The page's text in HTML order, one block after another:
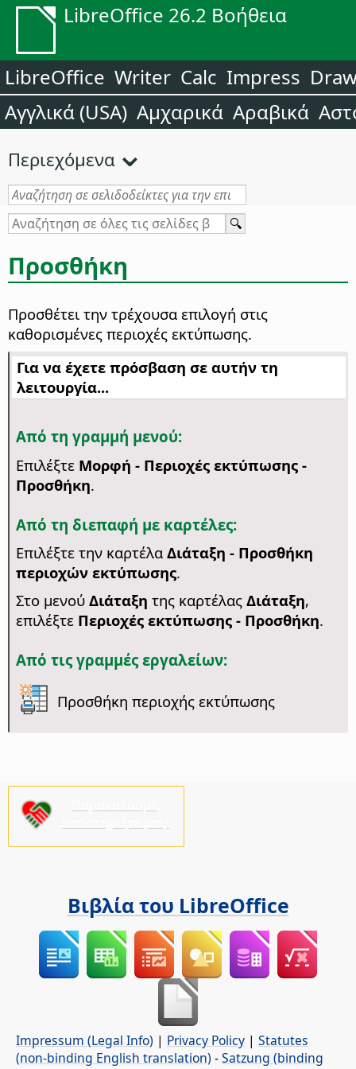
LibreOffice 26.2 Βοήθεια
LibreOffice Writer Calc Impress
Αγγλικά (USA) Αμχαρικά Αραβικά
Περιεχόμενα
Προσθήκη
Προσθέτει την τρέχουσα επιλογή στις
καθορισμένες περιοχές εκτύπωσης.
Για να έχετε πρόσβαση σε αυτήν τη
λειτουργία...
Από τη γραμμή μενού:
Επιλέξτε Μορφή - Περιοχές εκτύπωσης -
Προσθήκη.
Από τη διεπαφή με καρτέλες:
Επιλέξτε την καρτέλα Διάταξη - Προσθήκη
περιοχών εκτύπωσης.
Στο μενού Διάταξη της καρτέλας Διάταξη,
επιλέξτε Περιοχές εκτύπωσης - Προσθήκη.
Από τις γραμμές εργαλείων:
Προσθήκη περιοχής εκτύπωσης
Βιβλία του LibreOffice
Impressum (Legal Info) | Privacy Policy | Statutes
(non-binding English translation) -Satzung (binding